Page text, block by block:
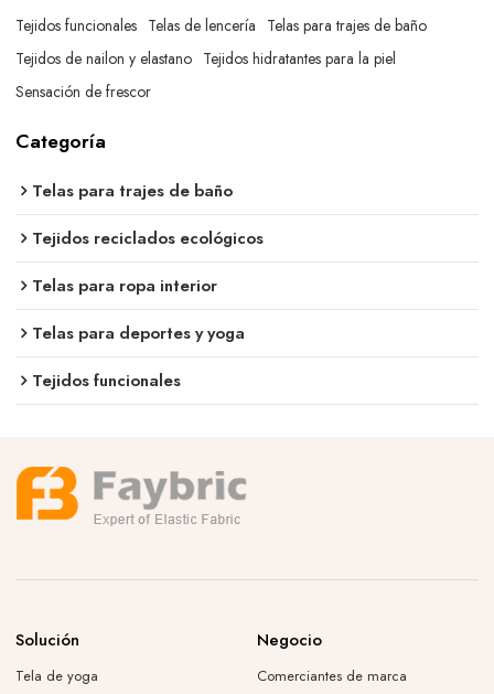
Tejidos funcionales Telas de lencería Telas para trajes de baño
Tejidos de nailon y elastano Tejidos hidratantes para la piel
Sensación de frescor
Categoría
Telas para trajes de baño
Tejidos reciclados ecológicos
Telas para ropa interior
Telas para deportes y yoga
Tejidos funcionales
Solución
Tela de yoga
Negocio
Comerciantes de marca